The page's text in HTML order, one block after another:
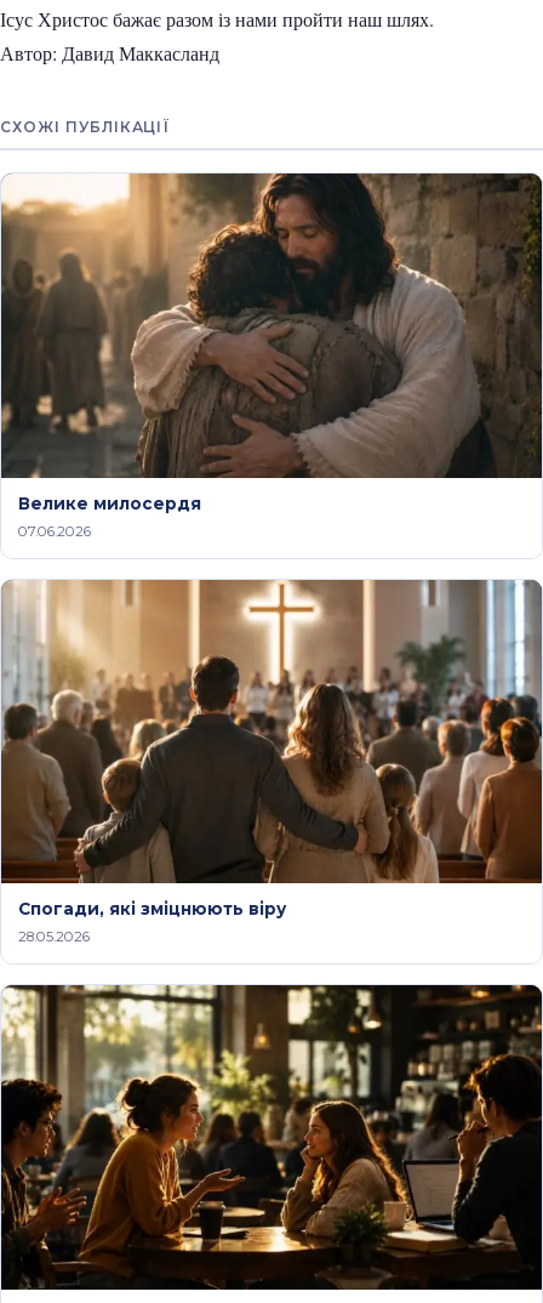
Ісус Христос бажає разом із нами пройти наш шлях.
Автор: Давид Маккасланд
СХОЖІ ПУБЛІКАЦІЇ
Велике милосердя
07.06.2026
Спогади, які зміцнюють віру
28.05.2026